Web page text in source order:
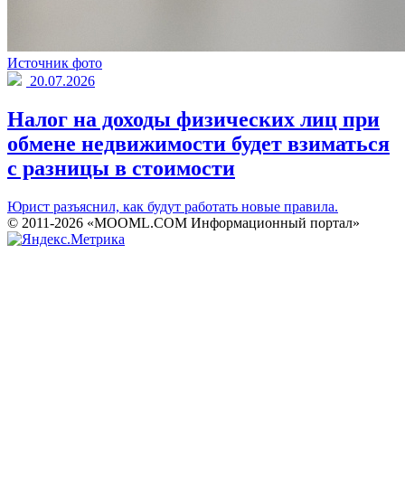
Источник фото
20.07.2026
Налог на доходы физических лиц при
обмене недвижимости будет взиматься
с разницы в стоимости
Юрист разъяснил, как будут работать новые правила.
© 2011-2026 «MOOML.COM Информационный портал»